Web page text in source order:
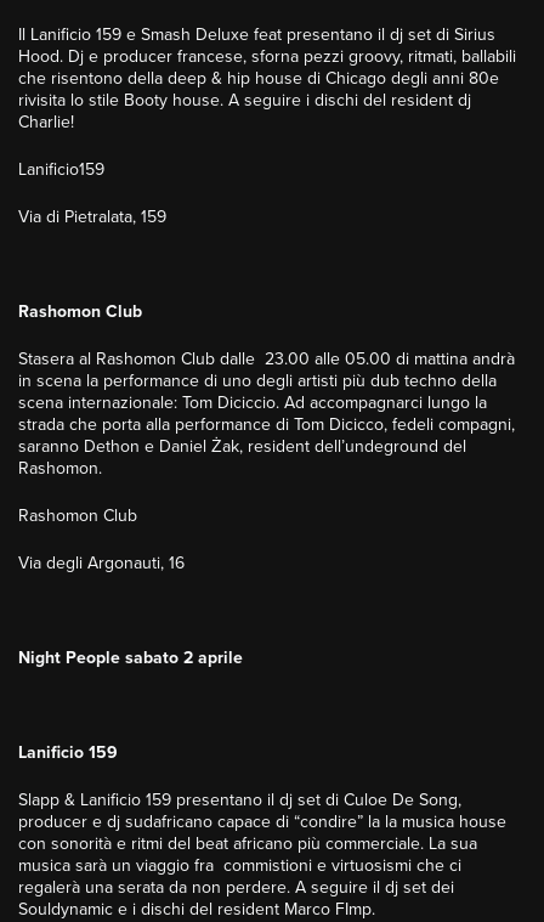
Il Lanificio 159 e Smash Deluxe feat presentano il dj set di Sirius
Hood. Dj e producer francese, sforna pezzi groovy, ritmati, ballabili
che risentono della deep & hip house di Chicago degli anni 80e
rivisita lo stile Booty house. A seguire i dischi del resident dj
Charlie!
Lanificio159
Via di Pietralata, 159
Rashomon Club
Stasera al Rashomon Club dalle 23.00 alle 05.00 di mattina andrà
in scena la performance di uno degli artisti più dub techno della
scena internazionale: Tom Diciccio. Ad accompagnarci lungo la
strada che porta alla performance di Tom Dicicco, fedeli compagni,
saranno Dethon e Daniel Żak, resident dell’undeground del
Rashomon.
Rashomon Club
Via degli Argonauti, 16
Night People sabato 2 aprile
Lanificio 159
Slapp & Lanificio 159 presentano il dj set di Culoe De Song,
producer e dj sudafricano capace di “condire” la la musica house
con sonorità e ritmi del beat africano più commerciale. La sua
musica sarà un viaggio fra commistioni e virtuosismi che ci
regalerà una serata da non perdere. A seguire il dj set dei
Souldynamic e i dischi del resident Marco FImp.